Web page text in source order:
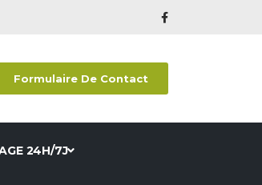
Formulaire De Contact
24H/7J